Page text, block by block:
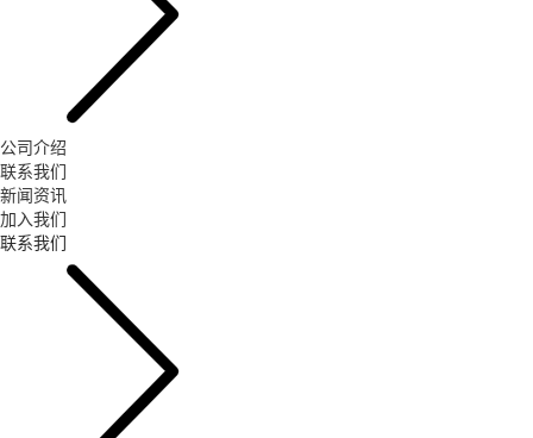
公司介绍
联系我们
新闻资讯
加入我们
联系我们